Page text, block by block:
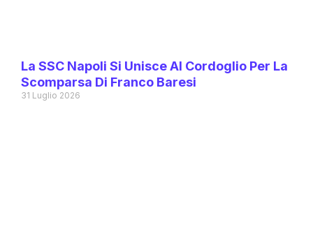
La SSC Napoli Si Unisce Al Cordoglio Per La
Scomparsa Di Franco Baresi
31 Luglio 2026